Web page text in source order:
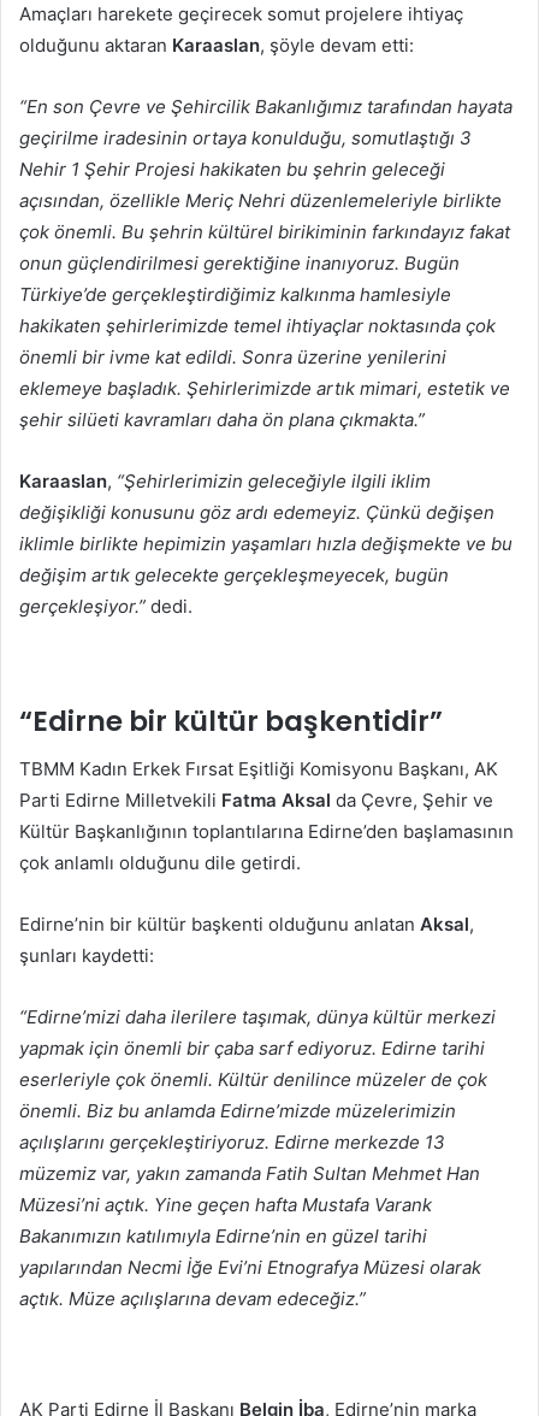
Amaçları harekete geçirecek somut projelere ihtiyaç
olduğunu aktaran Karaaslan, şöyle devam etti:
“En son Çevre ve Şehircilik Bakanlığımız tarafından hayata
geçirilme iradesinin ortaya konulduğu, somutlaştığı 3
Nehir 1 Şehir Projesi hakikaten bu şehrin geleceği
açısından, özellikle Meriç Nehri düzenlemeleriyle birlikte
çok önemli. Bu şehrin kültürel birikiminin farkındayız fakat
onun güçlendirilmesi gerektiğine inanıyoruz. Bugün
Türkiye’de gerçekleştirdiğimiz kalkınma hamlesiyle
hakikaten şehirlerimizde temel ihtiyaçlar noktasında çok
önemli bir ivme kat edildi. Sonra üzerine yenilerini
eklemeye başladık. Şehirlerimizde artık mimari, estetik ve
şehir silüeti kavramları daha ön plana çıkmakta.”
Karaaslan, “Şehirlerimizin geleceğiyle ilgili iklim
değişikliği konusunu göz ardı edemeyiz. Çünkü değişen
iklimle birlikte hepimizin yaşamları hızla değişmekte ve bu
değişim artık gelecekte gerçekleşmeyecek, bugün
gerçekleşiyor.” dedi.
“Edirne bir kültür başkentidir”
TBMM Kadın Erkek Fırsat Eşitliği Komisyonu Başkanı, AK
Parti Edirne Milletvekili Fatma Aksal da Çevre, Şehir ve
Kültür Başkanlığının toplantılarına Edirne’den başlamasının
çok anlamlı olduğunu dile getirdi.
Edirne’nin bir kültür başkenti olduğunu anlatan Aksal,
şunları kaydetti:
“Edirne’mizi daha ilerilere taşımak, dünya kültür merkezi
yapmak için önemli bir çaba sarf ediyoruz. Edirne tarihi
eserleriyle çok önemli. Kültür denilince müzeler de çok
önemli. Biz bu anlamda Edirne’mizde müzelerimizin
açılışlarını gerçekleştiriyoruz. Edirne merkezde 13
müzemiz var, yakın zamanda Fatih Sultan Mehmet Han
Müzesi’ni açtık. Yine geçen hafta Mustafa Varank
Bakanımızın katılımıyla Edirne’nin en güzel tarihi
yapılarından Necmi İğe Evi’ni Etnografya Müzesi olarak
açtık. Müze açılışlarına devam edeceğiz.”
AK Parti Edirne İl Başkanı Belgin İba, Edirne’nin marka